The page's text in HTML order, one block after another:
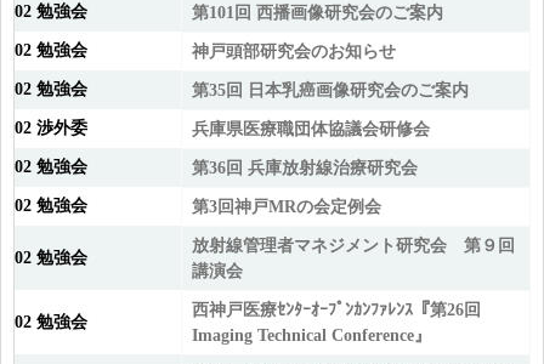
02 勉強会 第101回 西播画像研究会のご案内
02 勉強会 神戸頭部研究会のお知らせ
02 勉強会 第35回 日本乳癌画像研究会のご案内
02 渉外委 兵庫県医療職団体協議会研修会
02 勉強会 第36回 兵庫放射線治療研究会
02 勉強会 第3回神戸MRの会定例会
02 勉強会
放射線管理者マネジメント研究会 第９回
講演会
02 勉強会
西神戸医療ｾﾝﾀｰｵｰﾌﾟﾝｶﾝﾌｧﾚﾝｽ『第26回
Imaging Technical Conference』